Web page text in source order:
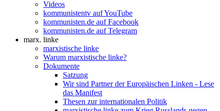
Videos
kommunistentv auf YouTube
kommunisten.de auf Facebook
kommunisten.de auf Telegram
marx. linke
marxistische linke
Warum marxistische linke?
Dokumente
Satzung
Wir sind Partner der Europäischen Linken - Lese
das Manifest
Thesen zur internationalen Politik